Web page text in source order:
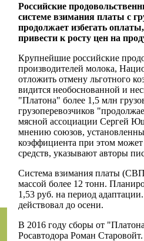
Российские
системе взимания платы с
продолжает избегать
привести к росту цен на
Крупнейшие российские
производителей молока,
отложить отмену льготного
видится необоснованной и
"Платона" более 1,5 млн
грузоперевозчиков
мясной ассоциации Сергей
мнению союзов,
коэффициента при этом
средств, указывают авторы
Система взимания платы
массой более 12 тонн.
1,53 руб. на период
действовал до осени.
В 2016 году сборы от
Росавтодора Роман Старовойт.